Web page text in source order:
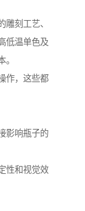
刻工艺、
低温单色及
作，这些都
影响瓶子的
性和视觉效